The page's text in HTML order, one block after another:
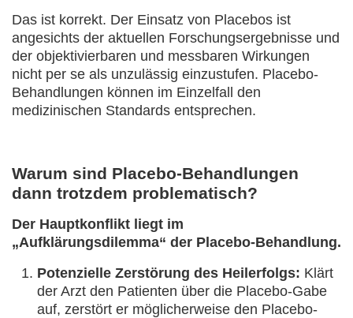
Das ist korrekt. Der Einsatz von Placebos ist
angesichts der aktuellen Forschungsergebnisse und
der objektivierbaren und messbaren Wirkungen
nicht per se als unzulässig einzustufen. Placebo-
Behandlungen können im Einzelfall den
medizinischen Standards entsprechen.
Warum sind Placebo-Behandlungen
dann trotzdem problematisch?
Der Hauptkonflikt liegt im
„Aufklärungsdilemma“ der Placebo-Behandlung.
Potenzielle Zerstörung des Heilerfolgs: Klärt
der Arzt den Patienten über die Placebo-Gabe
auf, zerstört er möglicherweise den Placebo-